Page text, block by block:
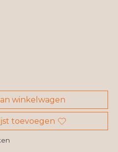
winkelwagen
toevoegen